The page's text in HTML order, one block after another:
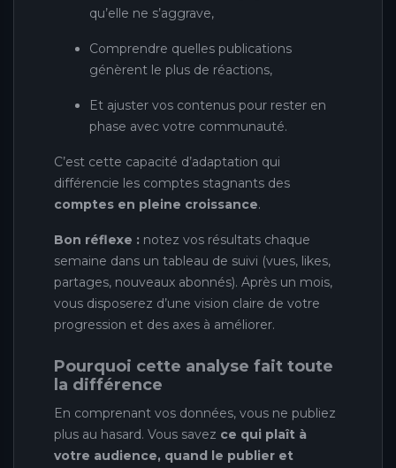
qu’elle ne s’aggrave,
Comprendre quelles publications
génèrent le plus de réactions,
Et ajuster vos contenus pour rester en
phase avec votre communauté.
C’est cette capacité d’adaptation qui
différencie les comptes stagnants des
comptes en pleine croissance.
Bon réflexe : notez vos résultats chaque
semaine dans un tableau de suivi (vues, likes,
partages, nouveaux abonnés). Après un mois,
vous disposerez d’une vision claire de votre
progression et des axes à améliorer.
Pourquoi cette analyse fait toute
la différence
En comprenant vos données, vous ne publiez
plus au hasard. Vous savez ce qui plaît à
votre audience, quand le publier et